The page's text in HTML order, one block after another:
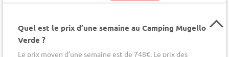
Quel est le prix d’une semaine au Camping Mugello
Verde ?
Le prix moyen d’une semaine est de 748€. Le prix des